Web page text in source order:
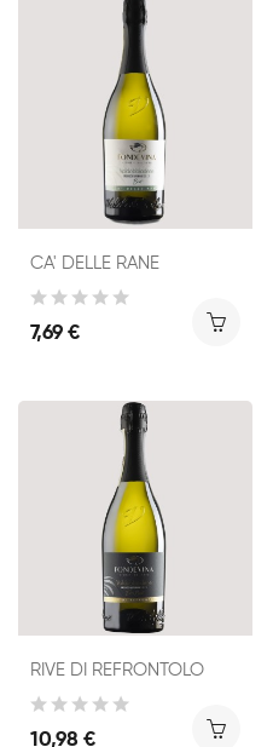
CA' DELLE RANE
7,69 €
RIVE DI REFRONTOLO
10,98 €